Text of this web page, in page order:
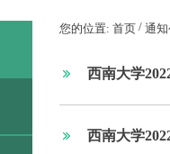
您的位置: 首页 / 通
西南大学
西南大学